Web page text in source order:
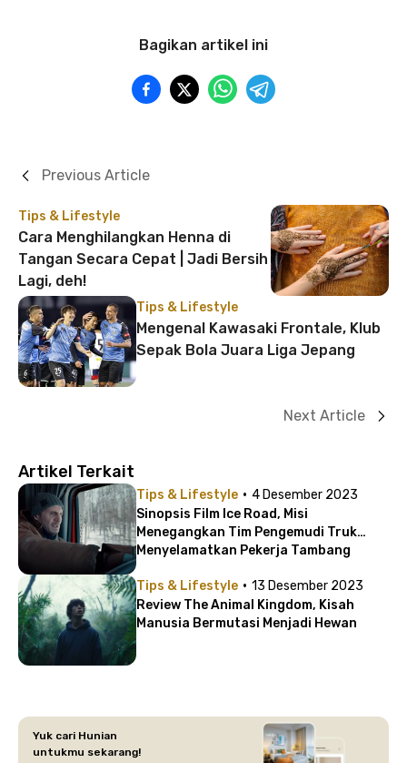
Bagikan artikel ini
Tips & Lifestyle
Cara Menghilangkan Henna di
Tangan Secara Cepat | Jadi Bersih
Lagi, deh!
Previous Article
Tips & Lifestyle
Mengenal Kawasaki Frontale, Klub
Sepak Bola Juara Liga Jepang
Next Article
Artikel Terkait
Tips & Lifestyle · 4 Desember 2023
Sinopsis Film Ice Road, Misi
Menegangkan Tim Pengemudi Truk
Menyelamatkan Pekerja Tambang
Tips & Lifestyle · 13 Desember 2023
Review The Animal Kingdom, Kisah
Manusia Bermutasi Menjadi Hewan
Yuk cari Hunian
untukmu sekarang!